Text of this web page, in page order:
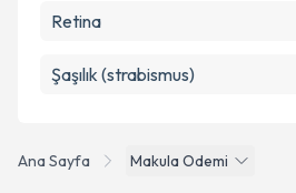
Ana Sayfa Makula Odemi
Retina
Şaşılık (strabismus)